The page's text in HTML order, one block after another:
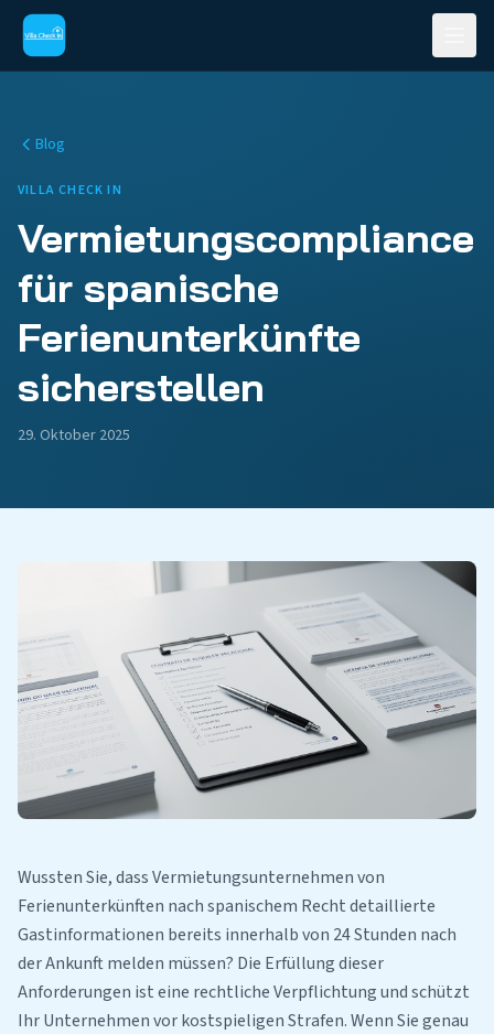
Blog
VILLA CHECK IN
Vermietungscompliance
für spanische
Ferienunterkünfte
sicherstellen
29. Oktober 2025
Wussten Sie, dass Vermietungsunternehmen von
Ferienunterkünften nach spanischem Recht detaillierte
Gastinformationen bereits innerhalb von 24 Stunden nach
der Ankunft melden müssen? Die Erfüllung dieser
Anforderungen ist eine rechtliche Verpflichtung und schützt
Ihr Unternehmen vor kostspieligen Strafen. Wenn Sie genau